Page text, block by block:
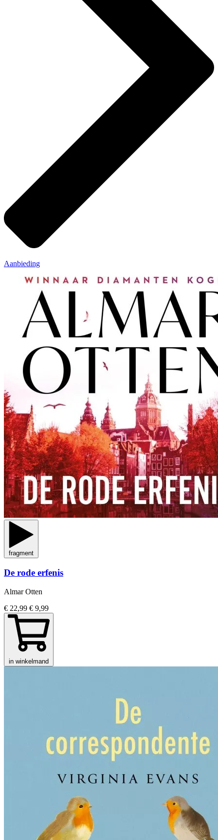
Aanbieding
fragment
De rode erfenis
Almar Otten
€ 22,99 € 9,99
in winkelmand